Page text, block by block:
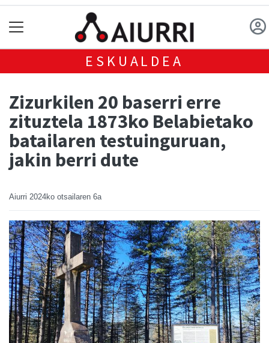
ESKUALDEA
Zizurkilen 20 baserri erre
zituztela 1873ko Belabietako
batailaren testuinguruan,
jakin berri dute
Aiurri 2024ko otsailaren 6a